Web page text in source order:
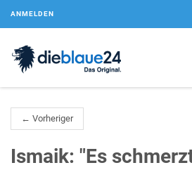
ANMELDEN
← Vorheriger
Ismaik: "Es